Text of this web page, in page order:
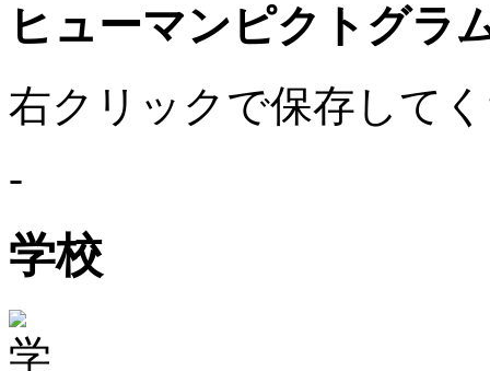
ヒューマンピクトグラ
右クリックで保存して
-
学校